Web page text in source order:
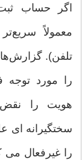
اگر حساب
معمولاً
تلفن).
را مورد
هویت را
سختگیرانه ای
را غیرفعال